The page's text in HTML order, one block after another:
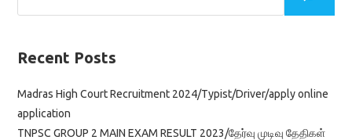
Recent Posts
Madras High Court Recruitment 2024/Typist/Driver/apply online
application
TNPSC GROUP 2 MAIN EXAM RESULT 2023/தேர்வு முடிவு தேதிகள்